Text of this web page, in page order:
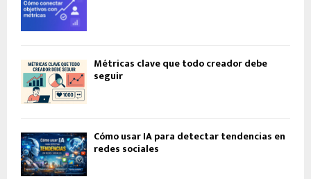
Métricas clave que todo creador debe
seguir
Cómo usar IA para detectar tendencias en
redes sociales